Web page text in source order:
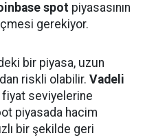
spot piyasasının
gerekiyor.
bir piyasa, uzun
riskli olabilir. Vadeli
fiyat seviyelerine
piyasada hacim
bir şekilde geri